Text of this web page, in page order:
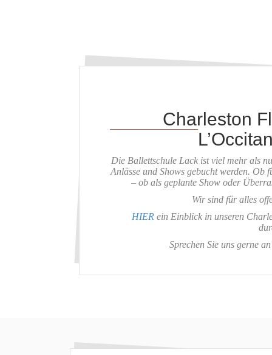
Charleston
Die Ballettschule Lack ist viel mehr als
Anlässe und Shows gebucht werden. Ob
– ob als geplante Show oder
Wir sind für alles
HIER ein Einblick in unseren
Sprechen Sie uns gerne